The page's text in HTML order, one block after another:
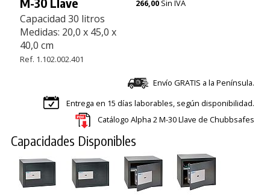
Capacidad 30 litros
Medidas: 20,0 x 45,0 x
40,0 cm
Ref. 1.102.002.401
266,00 Sin IVA
Envío GRATIS a la Península.
Entrega en 15 días laborables, según disponibilidad.
Catálogo Alpha 2 M-30 Llave de Chubbsafes
Capacidades Disponibles